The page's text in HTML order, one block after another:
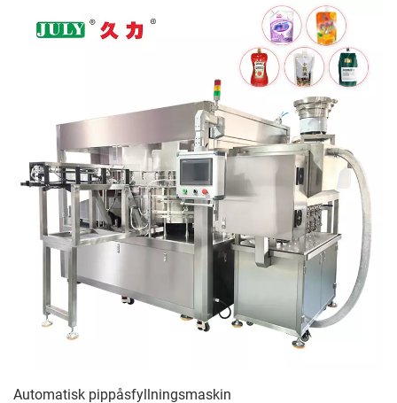
Automatisk pippåsfyllningsmaskin